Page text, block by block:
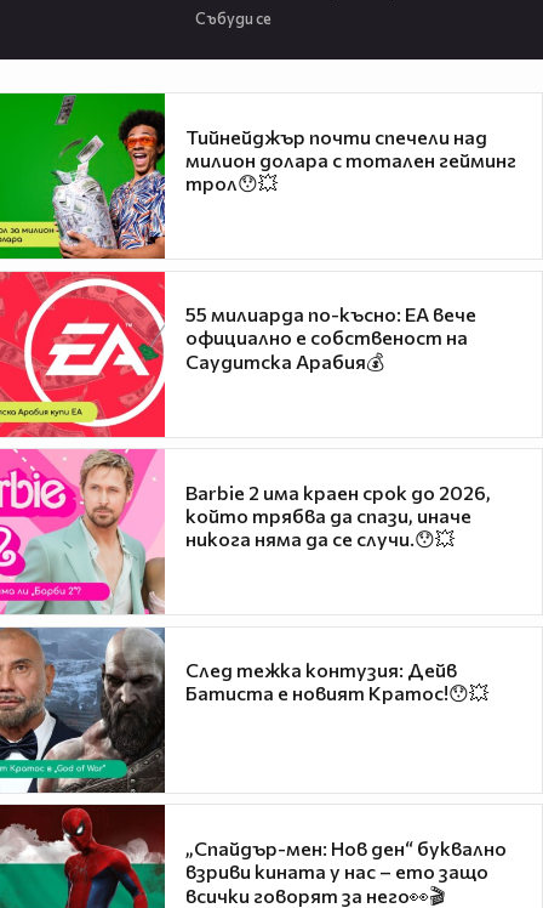
Събуди се
Тийнейджър почти спечели над
милион долара с тотален гейминг
трол😯💥
55 милиарда по-късно: EA вече
официално е собственост на
Саудитска Арабия💰
Barbie 2 има краен срок до 2026,
който трябва да спази, иначе
никога няма да се случи.😯💥
След тежка контузия: Дейв
Батиста е новият Кратос!😯💥
„Спайдър-мен: Нов ден“ буквално
взриви кината у нас – ето защо
всички говорят за него👀🎬